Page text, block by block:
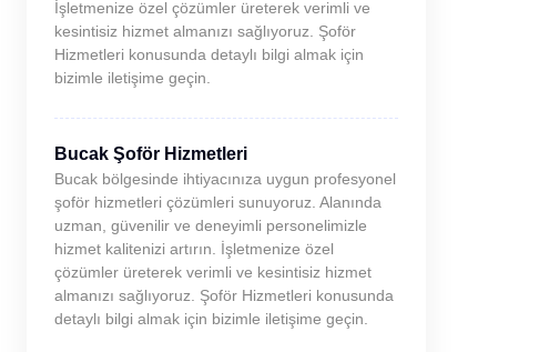
İşletmenize özel çözümler üreterek verimli ve
kesintisiz hizmet almanızı sağlıyoruz. Şoför
Hizmetleri konusunda detaylı bilgi almak için
bizimle iletişime geçin.
Bucak Şoför Hizmetleri
Bucak bölgesinde ihtiyacınıza uygun profesyonel
şoför hizmetleri çözümleri sunuyoruz. Alanında
uzman, güvenilir ve deneyimli personelimizle
hizmet kalitenizi artırın. İşletmenize özel
çözümler üreterek verimli ve kesintisiz hizmet
almanızı sağlıyoruz. Şoför Hizmetleri konusunda
detaylı bilgi almak için bizimle iletişime geçin.